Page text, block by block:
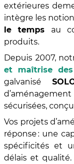
extérieures
intègre les
le temps au
produits.
Depuis 2007,
et maîtrise des
galvanisé
sécurisées,
Vos projets
réponse : une
spécificités et
délais et qualité.